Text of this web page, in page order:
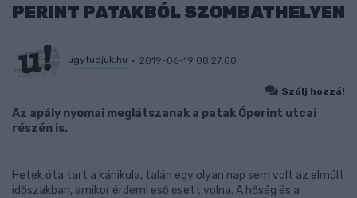
PERINT PATAKBÓL SZOMBATHELYEN
ugytudjuk.hu 2019-06-19 08:27:00
Szólj hozzá!
Az apály nyomai meglátszanak a patak Óperint utcai
részén is.
Hetek óta tart a kánikula, talán egy olyan nap sem volt az elmúlt
időszakban, amikor érdemi eső esett volna. A hőség és a